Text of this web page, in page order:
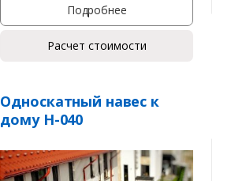
Подробнее
Расчет стоимости
Односкатный навес к
дому Н-040